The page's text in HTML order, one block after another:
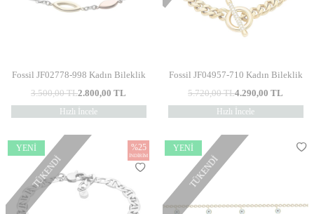
Fossil JF02778-998 Kadın Bileklik
3.500,00TL2.800,00 TL
Hızlı İncele
Fossil JF04957-710 Kadın Bileklik
5.720,00TL4.290,00 TL
Hızlı İncele
YENI
TÜKENDI
%25
İNDIRIM
YENI
TÜKENDI